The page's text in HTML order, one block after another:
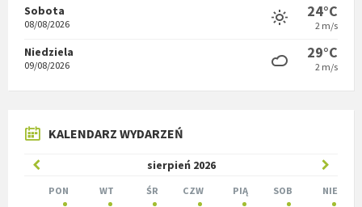
Sobota
08/08/2026
24°C
2 m/s
Niedziela
09/08/2026
29°C
2 m/s
KALENDARZ WYDARZEŃ
sierpień 2026
Poprzedni
miesiąc
PON WT ŚR CZW PIĄ SOB NIE